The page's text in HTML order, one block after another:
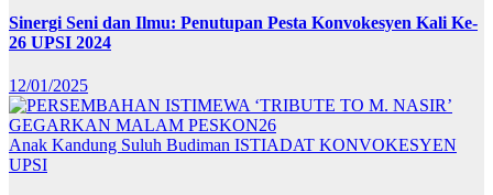
Sinergi Seni dan Ilmu: Penutupan Pesta Konvokesyen Kali Ke-
26 UPSI 2024
12/01/2025
Anak Kandung Suluh Budiman ISTIADAT KONVOKESYEN
UPSI